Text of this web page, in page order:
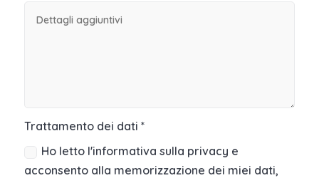
Trattamento dei dati *
Ho letto l'informativa sulla privacy e
acconsento alla memorizzazione dei miei dati,